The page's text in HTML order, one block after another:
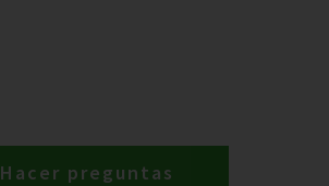
Hacer preguntas